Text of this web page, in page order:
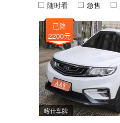
随时看 急售
已降
2200元
喀什车牌